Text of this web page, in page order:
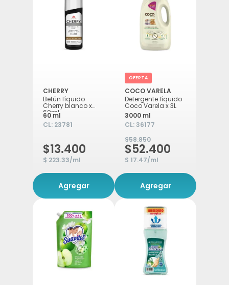
CHERRY
Betún líquido
Cherry blanco x
60ml
60 ml
CL: 23781
$13.400
$ 223.33/ml
Agregar
OFERTA
COCO VARELA
Detergente líquido
Coco Varela x 3L
3000 ml
CL:36177
$58.850
$52.400
$ 17.47/ml
Agregar